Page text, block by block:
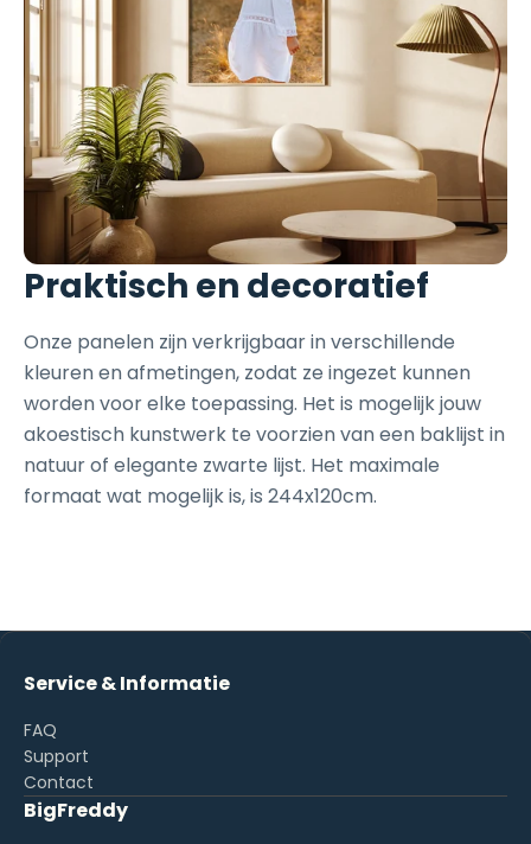
Praktisch en decoratief
Onze panelen zijn verkrijgbaar in verschillende
kleuren en afmetingen, zodat ze ingezet kunnen
worden voor elke toepassing. Het is mogelijk jouw
akoestisch kunstwerk te voorzien van een baklijst in
natuur of elegante zwarte lijst. Het maximale
formaat wat mogelijk is, is 244x120cm.
Service & Informatie
FAQ
Support
Contact
BigFreddy